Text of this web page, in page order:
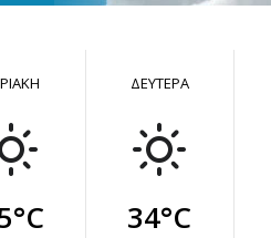
ΔΕΥΤΕΡΑ
34°C